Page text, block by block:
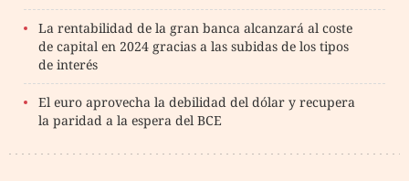
La rentabilidad de la gran banca alcanzará al coste
de capital en 2024 gracias a las subidas de los tipos
de interés
El euro aprovecha la debilidad del dólar y recupera
la paridad a la espera del BCE